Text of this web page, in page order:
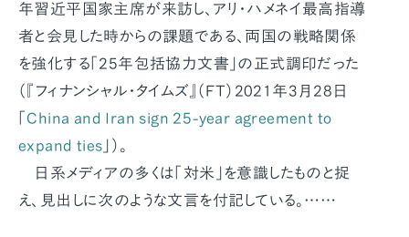
年習近平国家主席が来訪し、アリ・ハメネイ最高指導
者と会見した時からの課題である、両国の戦略関係
を強化する「25年包括協力文書」の正式調印だった
（『フィナンシャル・タイムズ』（FT）2021年3月28日
「China and Iran sign 25-year agreement to
expand ties 」）。
日系メディアの多くは「対米」を意識したものと捉
え、見出しに次のような文言を付記している。……